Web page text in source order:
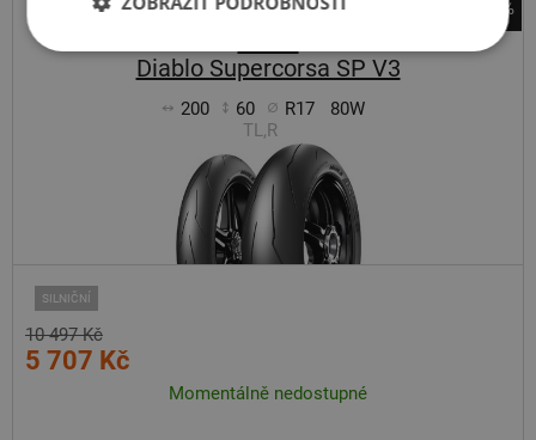
-46%
Diablo Supercorsa SP V3
200 60 R17
80W
TL,R
SILNIČNÍ
10 497 Kč
5 707 Kč
Momentálně nedostupné